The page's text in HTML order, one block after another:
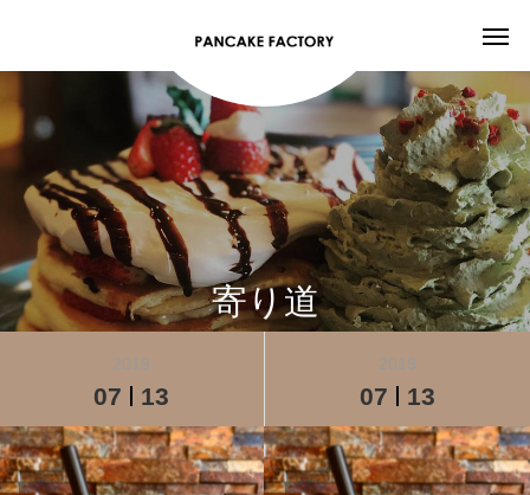
寄り道
2019
07 13
2019
07 13